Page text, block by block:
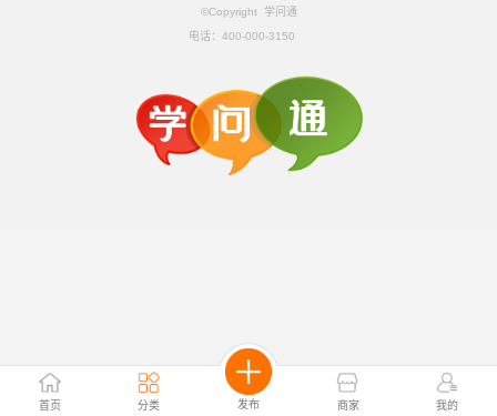
首页 分类 发布 商家 我的
©Copyright 学问通
电话： 400-000-3150